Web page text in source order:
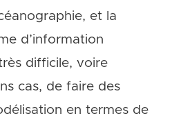
et la
d’information
difficile, voire
cas, de faire des
en termes de